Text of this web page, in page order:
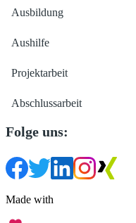
Ausbildung
Aushilfe
Projektarbeit
Abschlussarbeit
Folge uns:
Made with